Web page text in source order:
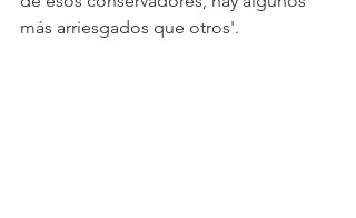
más arriesgados que otros'.